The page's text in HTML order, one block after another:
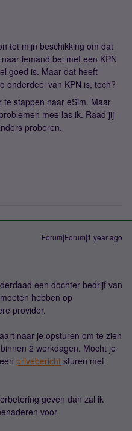
tot mijn beschikking om dat
iemand bel met een KPN
goed is. Maar dat heeft
onderdeel van KPN is, toch?
stappen naar eSim. Maar
mee las ik. Raad jij
proberen.
Forum|Forum|1 year ago
een dochter bedrijf van
hebben op
provider.
naar je opsturen om te zien
2 werkdagen. Mocht je
privébericht sturen met
geven dan zal ik
voor